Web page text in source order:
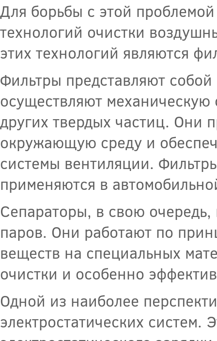
Для борьбы с этой
технологий очистки
этих технологий являются
Фильтры представляют
осуществляют
других твердых частиц. Они
окружающую среду и
системы вентиляции.
применяются в
Сепараторы, в свою очередь,
паров. Они работают по
веществ на специальных
очистки и особенно
Одной из наиболее
электростатических